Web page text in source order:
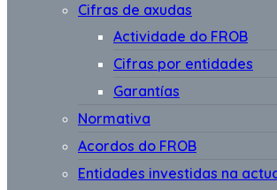
Cifras de axudas
Actividade do FROB
Cifras por entidades
Garantías
Normativa
Acordos do FROB
Entidades investidas na